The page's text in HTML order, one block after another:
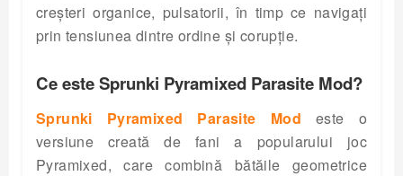
creșteri organice, pulsatorii, în timp ce navigați
prin tensiunea dintre ordine și corupție.
Ce este Sprunki Pyramixed Parasite Mod?
Sprunki Pyramixed Parasite Mod este o
versiune creată de fani a popularului joc
Pyramixed, care combină bătăile geometrice